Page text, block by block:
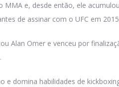
MMA e, desde então, ele
de assinar com o UFC em
Alan Omer e venceu por
e domina habilidades de